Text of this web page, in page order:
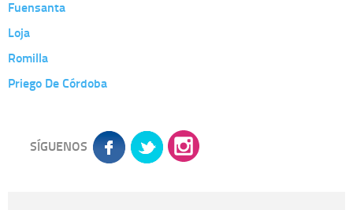
Fuensanta
Loja
Romilla
Priego De Córdoba
SÍGUENOS